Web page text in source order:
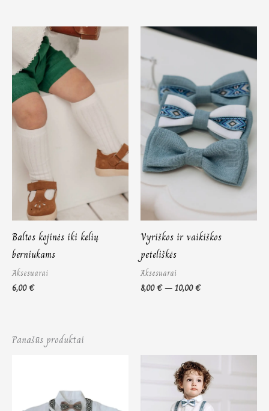
Baltos kojinės iki kelių
berniukams
Aksesuarai
6,00€
Vyriškos ir vaikiškos
peteliškės
Aksesuarai
8,00€–10,00€
range:
8,00 €
10,00 €
Panašūs produktai
through
87,00 €
range:
75,00 €
through
87,00 €